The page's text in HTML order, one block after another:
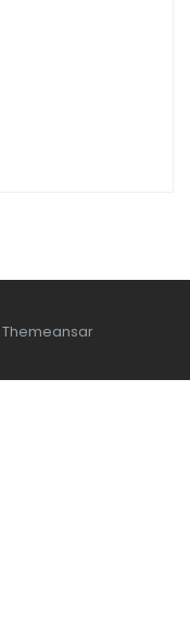
Themeansar